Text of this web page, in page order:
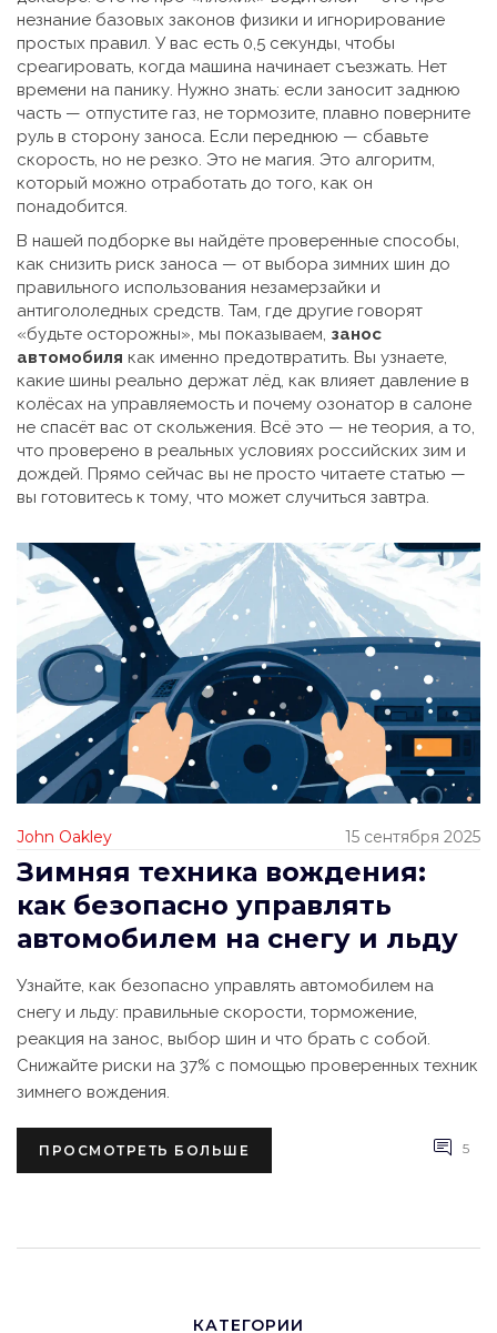
незнание базовых законов физики и игнорирование
простых правил. У вас есть 0,5 секунды, чтобы
среагировать, когда машина начинает съезжать. Нет
времени на панику. Нужно знать: если заносит заднюю
часть — отпустите газ, не тормозите, плавно поверните
руль в сторону заноса. Если переднюю — сбавьте
скорость, но не резко. Это не магия. Это алгоритм,
который можно отработать до того, как он
понадобится.
В нашей подборке вы найдёте проверенные способы,
как снизить риск заноса — от выбора зимних шин до
правильного использования незамерзайки и
антигололедных средств. Там, где другие говорят
«будьте осторожны», мы показываем, занос
автомобиля как именно предотвратить. Вы узнаете,
какие шины реально держат лёд, как влияет давление в
колёсах на управляемость и почему озонатор в салоне
не спасёт вас от скольжения. Всё это — не теория, а то,
что проверено в реальных условиях российских зим и
дождей. Прямо сейчас вы не просто читаете статью —
вы готовитесь к тому, что может случиться завтра.
John Oakley 15 сентября 2025
Зимняя техника вождения:
как безопасно управлять
автомобилем на снегу и льду
Узнайте, как безопасно управлять автомобилем на
снегу и льду: правильные скорости, торможение,
реакция на занос, выбор шин и что брать с собой.
Снижайте риски на 37% с помощью проверенных техник
зимнего вождения.
ПРОСМОТРЕТЬ БОЛЬШЕ 5
КАТЕГОРИИ